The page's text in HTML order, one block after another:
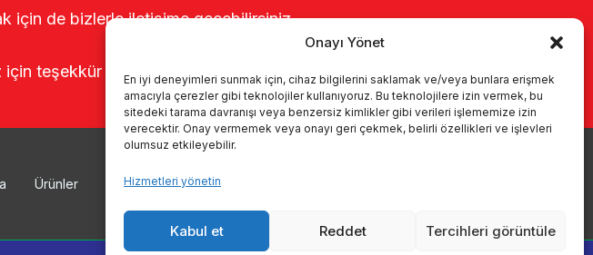
Onayı Yönet
En iyi deneyimleri sunmak için, cihaz bilgilerini saklamak ve/veya bunlara erişmek
amacıyla çerezler gibi teknolojiler kullanıyoruz. Bu teknolojilere izin vermek, bu
sitedeki tarama davranışı veya benzersiz kimlikler gibi verileri işlememize izin
verecektir. Onay vermemek veya onayı geri çekmek, belirli özellikleri ve işlevleri
olumsuz etkileyebilir.
Hizmetleri yönetin
Kabul et Reddet Tercihleri görüntüle
için de bizlerle iletişime geçebilirsiniz.
için teşekkür ederiz.
Ürünler Sağımhaneler Kataloglar